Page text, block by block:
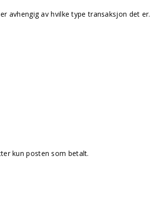
avhengig av hvilke type transaksjon det er.
kun posten som betalt.